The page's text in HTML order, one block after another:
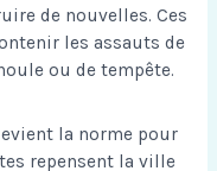
de nouvelles. Ces
les assauts de
ou de tempête.
la norme pour
repensent la ville